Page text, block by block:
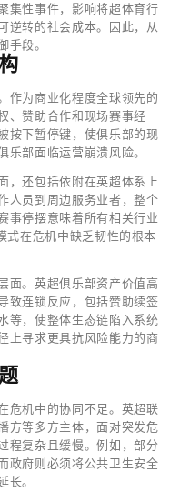
集性事件，影响将超体育行
逆转的社会成本。因此，从
手段。
作为商业化程度全球领先的
、赞助合作和现场赛事经
按下暂停键，使俱乐部的现
部面临运营崩溃风险。
，还包括依附在英超体系上
人员到周边服务业者，整个
事停摆意味着所有相关行业
式在危机中缺乏韧性的根本
面。英超俱乐部资产价值高
致连锁反应，包括赞助续签
等，使整体生态链陷入系统
上寻求更具抗风险能力的商
危机中的协同不足。英超联
方等多方主体，面对突发危
程复杂且缓慢。例如，部分
政府则必须将公共卫生安全
长。